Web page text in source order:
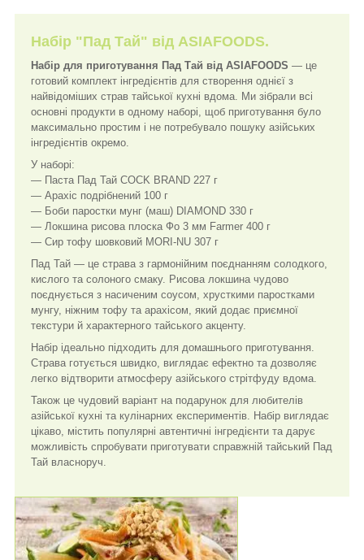
Набір "Пад Тай" від ASIAFOODS.
Набір для приготування Пад Тай від ASIAFOODS — це
готовий комплект інгредієнтів для створення однієї з
найвідоміших страв тайської кухні вдома. Ми зібрали всі
основні продукти в одному наборі, щоб приготування було
максимально простим і не потребувало пошуку азійських
інгредієнтів окремо.
У наборі:
— Паста Пад Тай COCK BRAND 227 г
— Арахіс подрібнений 100 г
— Боби паростки мунг (маш) DIAMOND 330 г
— Локшина рисова плоска Фо 3 мм Farmer 400 г
— Сир тофу шовковий MORI-NU 307 г
Пад Тай — це страва з гармонійним поєднанням солодкого,
кислого та солоного смаку. Рисова локшина чудово
поєднується з насиченим соусом, хрусткими паростками
мунгу, ніжним тофу та арахісом, який додає приємної
текстури й характерного тайського акценту.
Набір ідеально підходить для домашнього приготування.
Страва готується швидко, виглядає ефектно та дозволяє
легко відтворити атмосферу азійського стрітфуду вдома.
Також це чудовий варіант на подарунок для любителів
азійської кухні та кулінарних експериментів. Набір виглядає
цікаво, містить популярні автентичні інгредієнти та дарує
можливість спробувати приготувати справжній тайський Пад
Тай власноруч.